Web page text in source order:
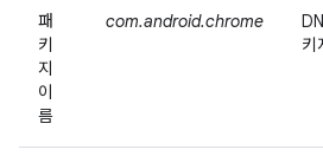
패
키
지
이
름
com.android.chrome
키